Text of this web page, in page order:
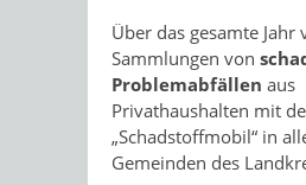
Über das gesamte
Sammlungen von
Problemabfällen aus
Privathaushalten mit
„Schadstoffmobil“ in
Gemeinden des